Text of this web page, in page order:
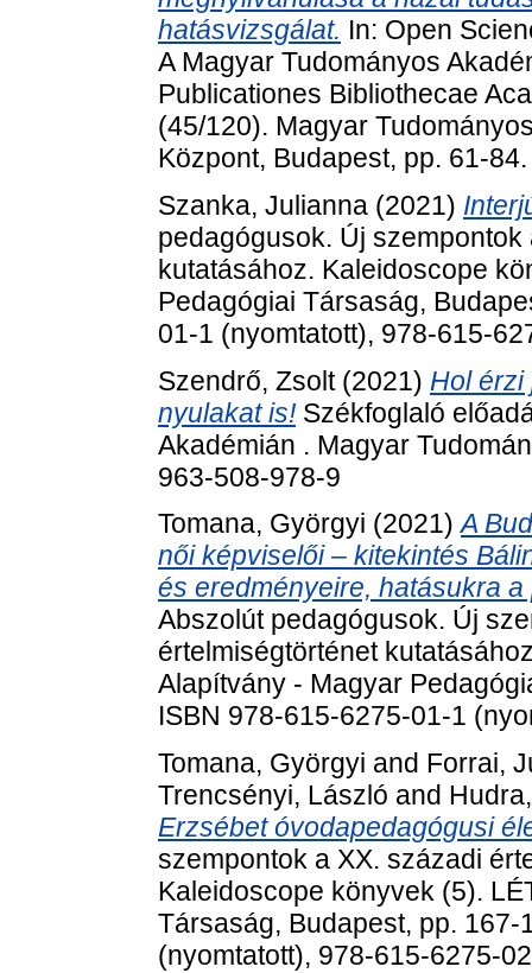
hatásvizsgálat. In: Open
A Magyar Tudományos
Publicationes Bibliothecae
(45/120). Magyar
Központ, Budapest, pp. 61-
Szanka, Julianna (2021)
pedagógusok. Új
kutatásához. Kaleidoscope
Pedagógiai Társaság,
01-1 (nyomtatott), 978-615-
Szendrő, Zsolt(2021) Hol érzi
nyulakat is! Székfoglaló
Akadémián . Magyar
963-508-978-9
Tomana, Györgyi (2021)A
női képviselői ‒ kitekintés
és eredményeire, hatásukra
Abszolút pedagógusok. Új
értelmiségtörténet
Alapítvány - Magyar
ISBN 978-615-6275-01-1
Tomana, Györgyi and Forrai,
Trencsényi, László and
Erzsébet óvodapedagógusi
szempontok a XX. századi
Kaleidoscope könyvek (5).
Társaság, Budapest, pp.
(nyomtatott), 978-615-6275-